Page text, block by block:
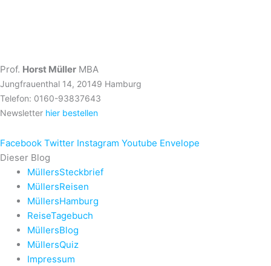
Prof. Horst Müller MBA
Jungfrauenthal 14, 20149 Hamburg
Telefon: 0160-93837643
Newsletter hier bestellen
Facebook Twitter Instagram Youtube Envelope
Dieser Blog
MüllersSteckbrief
MüllersReisen
MüllersHamburg
ReiseTagebuch
MüllersBlog
MüllersQuiz
Impressum